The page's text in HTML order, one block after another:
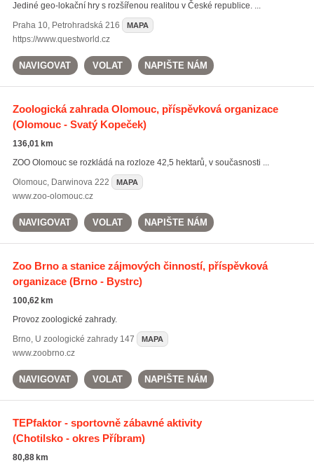
Jediné geo-lokační hry s rozšířenou realitou v České republice. ...
Praha 10, Petrohradská 216 MAPA
https://www.questworld.cz
NAVIGOVAT VOLAT NAPIŠTE NÁM
Zoologická zahrada Olomouc, příspěvková organizace
(Olomouc - Svatý Kopeček)
136,01 km
ZOO Olomouc se rozkládá na rozloze 42,5 hektarů, v současnosti ...
Olomouc, Darwinova 222 MAPA
www.zoo-olomouc.cz
NAVIGOVAT VOLAT NAPIŠTE NÁM
Zoo Brno a stanice zájmových činností, příspěvková
organizace(Brno - Bystrc)
100,62 km
Provoz zoologické zahrady.
Brno, U zoologické zahrady 147 MAPA
www.zoobrno.cz
NAVIGOVAT VOLAT NAPIŠTE NÁM
TEPfaktor - sportovně zábavné aktivity
(Chotilsko - okres Příbram)
80,88 km